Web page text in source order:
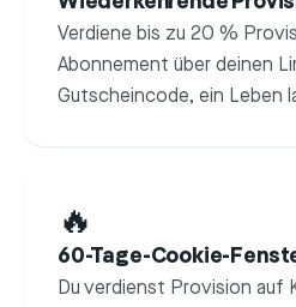
Verdiene bis zu 20 %
Abonnement über deinen
Gutscheincode, ein Leben
🔥
60-Tage-Cookie-
Du verdienst Provision auf